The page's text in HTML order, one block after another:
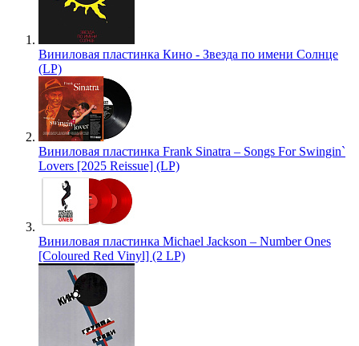
Виниловая пластинка Кино - Звезда по имени Солнце
(LP)
Виниловая пластинка Frank Sinatra – Songs For Swingin`
Lovers [2025 Reissue] (LP)
Виниловая пластинка Michael Jackson – Number Ones
[Coloured Red Vinyl] (2 LP)